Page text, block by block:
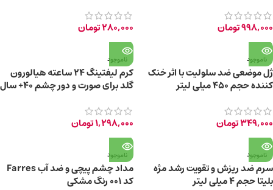
998,000تومان 280,000تومان
ناموجود
ژل موضعی ضد سلولیت با اثر خنک
کننده حجم ۴۵۰ میلی لیتر
349,000تومان
ناموجود
کرم لیفتینگ 24 ساعته هیالورون
گلد برای صورت و دور چشم 40+ سال
1,298,000تومان
ناموجود
سرم ضد ریزش و تقویت رشد مژه
بلیتا حجم 4 میلی لیتر
ناموجود
مداد چشم پیچی و ضد آب Farres
کد 001 رنگ مشکی